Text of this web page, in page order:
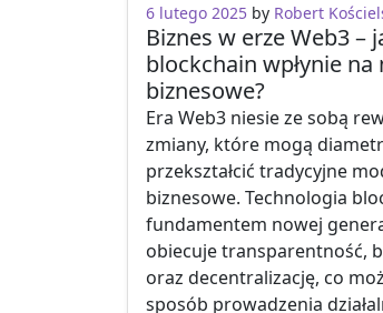
6 lutego 2025 by Robert
Biznes w erze Web3 –
blockchain wpłynie na
biznesowe?
Era Web3 niesie ze sobą
zmiany, które mogą
przekształcić tradycyjne
biznesowe. Technologia
fundamentem nowej
obiecuje transparentność,
oraz decentralizację, co
sposób prowadzenia